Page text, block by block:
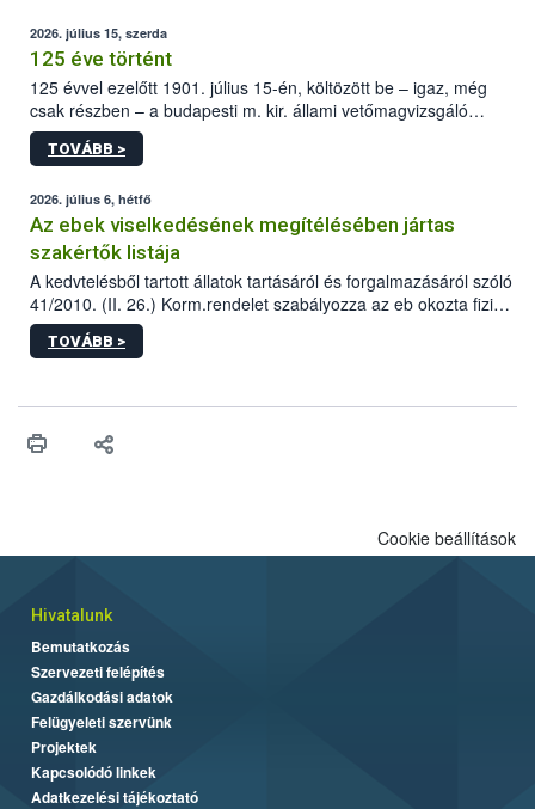
2026. július 15, szerda
125 éve történt
125 évvel ezelőtt 1901. július 15-én, költözött be – igaz, még
csak részben – a budapesti m. kir. állami vetőmagvizsgáló
állomás a Kis Rókus utca 15. szám alatti, Czigler Győző által
tervezett új épületébe.
TOVÁBB >
2026. július 6, hétfő
Az ebek viselkedésének megítélésében jártas
szakértők listája
A kedvtelésből tartott állatok tartásáról és forgalmazásáról szóló
41/2010. (II. 26.) Korm.rendelet szabályozza az eb okozta fizikai
sérülés, illetve ennek veszélye keletkezésekor felmerülő
hatósági feladatokat, valamint a veszélyes eb tartását és annak
TOVÁBB >
Cookie beállítások
Hivatalunk
Bemutatkozás
Szervezeti felépítés
Gazdálkodási adatok
Felügyeleti szervünk
Projektek
Kapcsolódó linkek
Adatkezelési tájékoztató